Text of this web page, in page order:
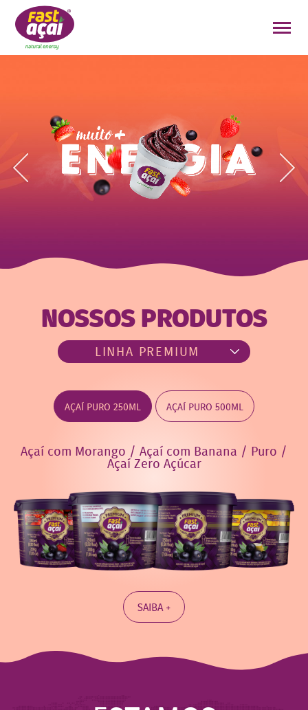
NOSSOS PRODUTOS
AÇAÍ PURO 250ML AÇAÍ PURO 500ML
Açaí com Morango / Açaí com Banana / Puro /
Açaí Zero Açúcar
SAIBA +